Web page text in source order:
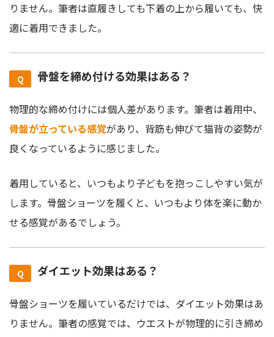
りません。筆者は直履きしても下着の上から履いても、快
適に着用できました。
骨盤を締め付ける効果はある？
物理的な締め付けには個人差があります。筆者は着用中、
骨盤が立っている感覚があり、背筋も伸びて猫背の姿勢が
良くなっているように感じました。
着用していると、いつもより子どもを抱っこしやすい気が
します。骨盤ショーツを履くと、いつもより体を楽に動か
せる感覚があるでしょう。
ダイエット効果はある？
骨盤ショーツを履いているだけでは、ダイエット効果はあ
りません。筆者の感覚では、ウエストが物理的に引き締め